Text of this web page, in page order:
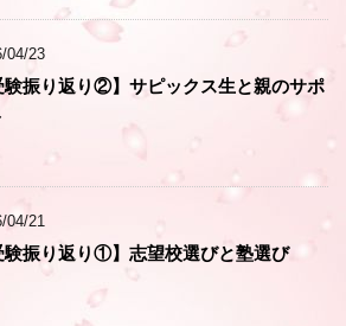
04/23
験振り返り②】サピックス生と親のサポ
04/21
験振り返り①】志望校選びと塾選び